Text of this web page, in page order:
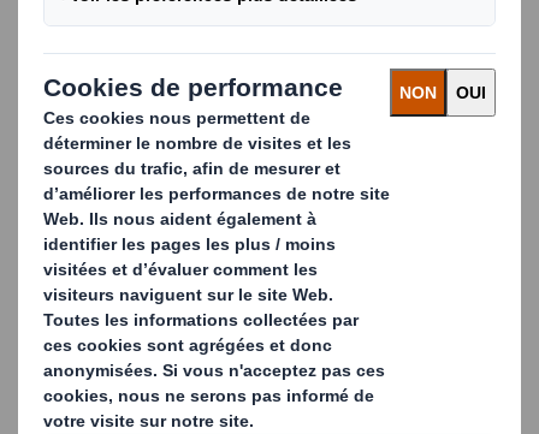
Découvrez les principales caractéristiques de nos
solutions d'emballage pour les fruits et légumes :
Utilise des papiers barrières, anti-humidité
Recyclables
Adapté au contact alimentaire
Matériaux personnalisés en fonction de l'aliment à
emballer
Fente pour carte avec bourrage (mécanisé et
manuel)
Sans plastique
Communication de la marque et du produit